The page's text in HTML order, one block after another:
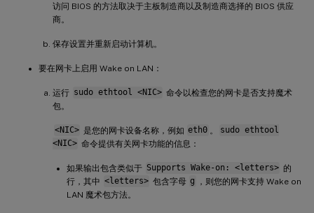
访问 BIOS 的方法取决于主板制造商以及制造商选择的 BIOS 供应
商。
保存设置并重新启动计算机。
要在网卡上启用 Wake on LAN：
运行 sudo ethtool <NIC> 命令以检查您的网卡是否支持魔术
包。
<NIC> 是您的网卡设备名称，例如 eth0 。
sudo ethtool
<NIC> 命令提供有关网卡功能的信息：
如果输出包含类似于 Supports Wake-on: <letters> 的
行，其中 <letters> 包含字母 g
，则您的网卡支持 Wake on
LAN 魔术包方法。